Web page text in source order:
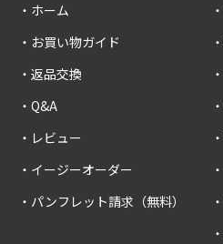
ホーム
お買い物ガイド
返品交換
Q&A
レビュー
イージーオーダー
パンフレット請求（無料）